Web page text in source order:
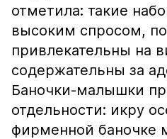
отметила: такие
высоким спросом,
привлекательны на
содержательны за
Баночки-малышки
отдельности: икру
фирменной баночке